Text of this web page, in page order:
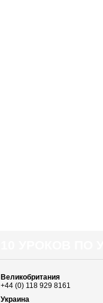
Великобритания
+44 (0) 118 929 8161
Украина